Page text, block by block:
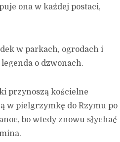
ona w każdej postaci,
w parkach, ogrodach i
o dzwonach.
przynoszą kościelne
w pielgrzymkę do Rzymu po
bo wtedy znowu słychać